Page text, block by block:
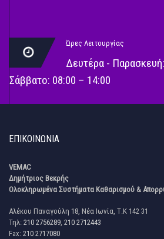
Ώρες Λειτουργίας
Δευτέρα -
Σάββατο: 08:00 – 14:00
ΕΠΙΚΟΙΝΩΝΊΑ
VEMAC
Δημήτριος Βεκρής
Ολοκληρωμένα Συστήματα Καθαρισμού &
Αλέκου Παναγούλη 18, Νέα Ιωνία, Τ.Κ 142 31
Τηλ: 210 2756289 210 2712443
Fax: 210 2717080